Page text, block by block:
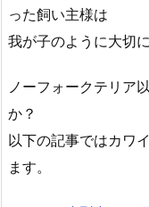
った飼い主様は
我が子のように大切
ノーフォークテリア
か？
以下の記事ではカワ
ます。